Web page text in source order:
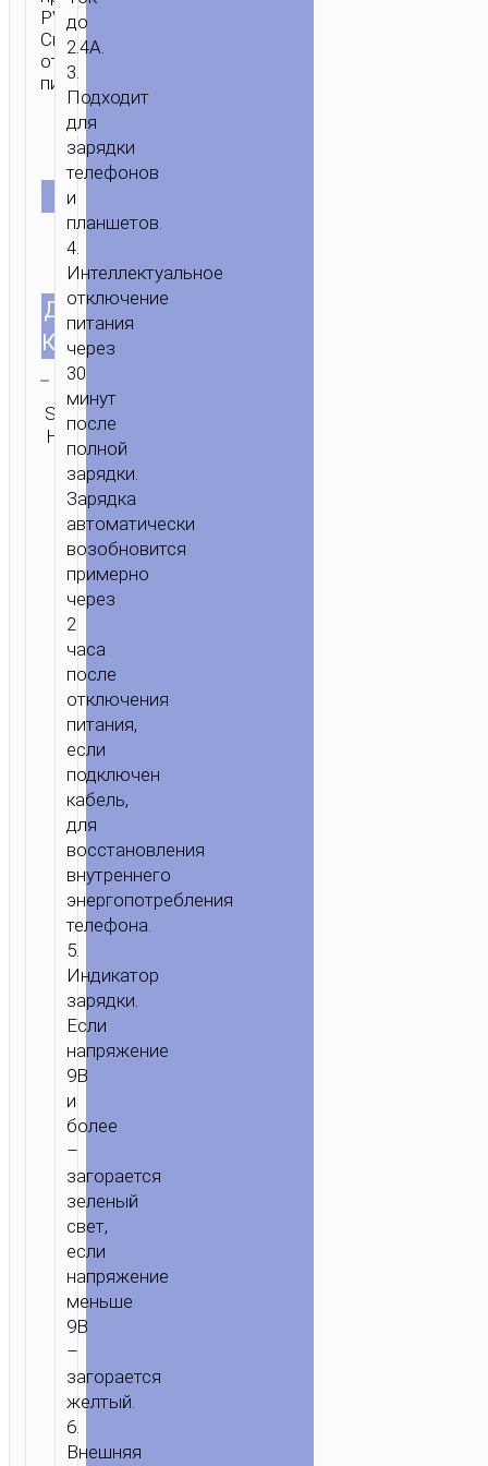
ГЛАВНАЯ / МОБИЛЬНЫЕ
АКСЕССУАРЫ / КАБЕЛИ
TRANSPARENT
EXPLORE”
PVC.
Смарт
отключение
питания.
ЦВЕТ
ДЛИНА
КАБЕЛЯ
SKU:
Н/Д
Категория:
Lightning
до
2.4A.
3.
Подходит
для
зарядки
телефонов
и
планшетов.
4.
Интеллектуальное
отключение
питания
через
30
минут
после
полной
зарядки.
Зарядка
автоматически
возобновится
примерно
через
2
часа
после
отключения
питания,
если
подключен
кабель,
для
восстановления
внутреннего
энергопотребления
телефона.
5.
Индикатор
зарядки.
Если
напряжение
9В
и
более
–
загорается
зеленый
свет,
если
напряжение
меньше
9В
–
загорается
желтый.
6.
Внешняя